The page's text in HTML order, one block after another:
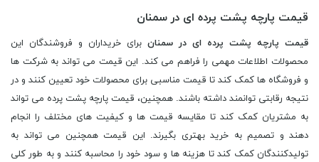
قیمت پارچه پشت پرده ای در سمنان
قیمت پارچه پشت پرده ای در سمنان برای خریداران و فروشندگان این
محصولات اطلاعات مهمی را فراهم می کند. این قیمت می تواند به شرکت ها
و فروشگاه ها کمک کند تا قیمت مناسبی برای محصولات خود تعیین کنند و در
نتیجه رقابتی توانمند داشته باشند. همچنین، قیمت پارچه پشت پرده می تواند
به مشتریان کمک کند تا مقایسه قیمت ها و کیفیت های مختلف را انجام
دهند و تصمیم به خرید بهتری بگیرند. این قیمت همچنین می تواند به
تولیدکنندگان کمک کند تا هزینه ها و سود خود را محاسبه کنند و به طور کلی